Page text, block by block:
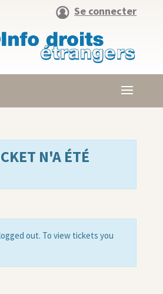
Se connecter
N'A ÉTÉ
out. To view tickets you